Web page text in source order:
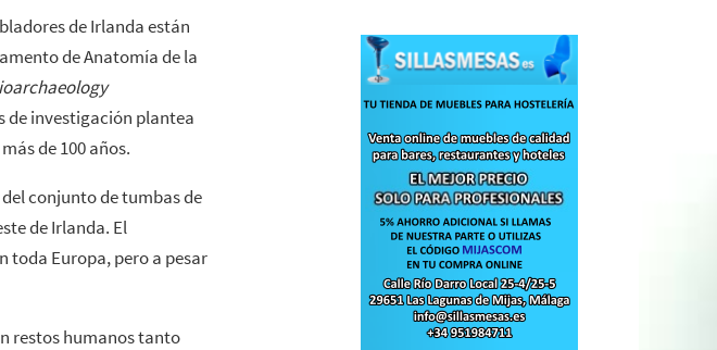
de Irlanda están
de Anatomía de la
de investigación plantea
de 100 años.
conjunto de tumbas de
de Irlanda. El
toda Europa, pero a pesar
restos humanos tanto